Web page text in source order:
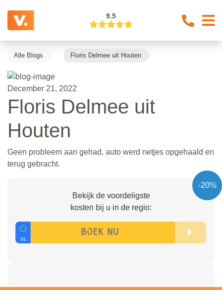
9.5
Alle Blogs Floris Delmee uit Houten
December 21, 2022
Floris Delmee uit
Houten
Geen probleem aan gehad, auto werd netjes opgehaald en
terug gebracht.
-20%
Bekijk de voordeligste
kosten bij u in de regio: